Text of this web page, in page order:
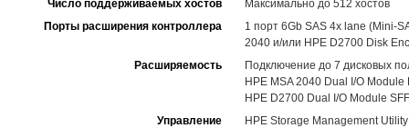
Число поддерживаемых хостов
Максимально до 512 хостов
Порты расширения контроллера
1 порт 6Gb SAS 4x lane (Mini-
2040 и/или HPE D2700 Disk
Расширяемость
Подключение до 7 дисковых
HPE MSA 2040 Dual I/O
HPE D2700 Dual I/O Module
Управление
HPE Storage Management Utility